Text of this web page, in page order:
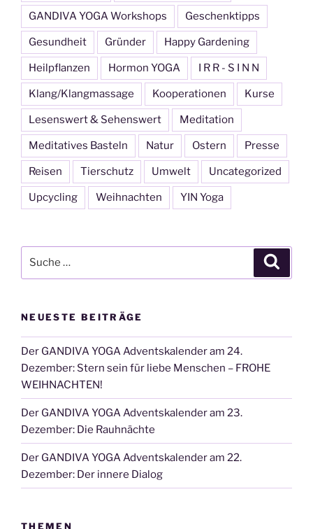
GANDIVA YOGA Workshops Geschenktipps
Gesundheit Gründer Happy Gardening
Heilpflanzen Hormon YOGA I R R - S I N N
Klang/Klangmassage Kooperationen Kurse
Lesenswert & Sehenswert Meditation
Meditatives Basteln Natur Ostern Presse
Reisen Tierschutz Umwelt Uncategorized
Upcycling Weihnachten YIN Yoga
nach:
NEUESTE BEITRÄGE
Der GANDIVA YOGA Adventskalender am 24.
Dezember: Stern sein für liebe Menschen – FROHE
WEIHNACHTEN!
Der GANDIVA YOGA Adventskalender am 23.
Dezember: Die Rauhnächte
Der GANDIVA YOGA Adventskalender am 22.
Dezember: Der innere Dialog
THEMEN